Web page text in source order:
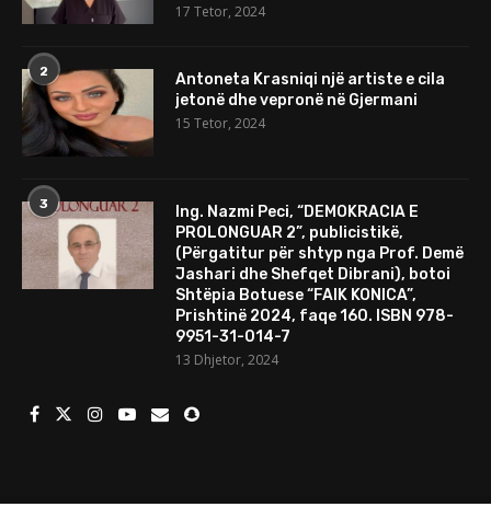
17 Tetor, 2024
2
Antoneta Krasniqi një artiste e cila
jetonë dhe vepronë në Gjermani
15 Tetor, 2024
3
Ing. Nazmi Peci, “DEMOKRACIA E
PROLONGUAR 2”, publicistikë,
(Përgatitur për shtyp nga Prof. Demë
Jashari dhe Shefqet Dibrani), botoi
Shtëpia Botuese “FAIK KONICA”,
Prishtinë 2024, faqe 160. ISBN 978-
9951-31-014-7
13 Dhjetor, 2024